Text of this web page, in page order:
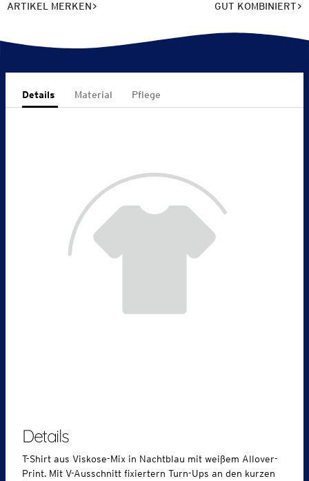
ARTIKEL MERKEN GUT KOMBINIERT
Details Material Pflege
Details
T-Shirt aus Viskose-Mix in Nachtblau mit weißem Allover-
Print. Mit V-Ausschnitt fixiertern Turn-Ups an den kurzen